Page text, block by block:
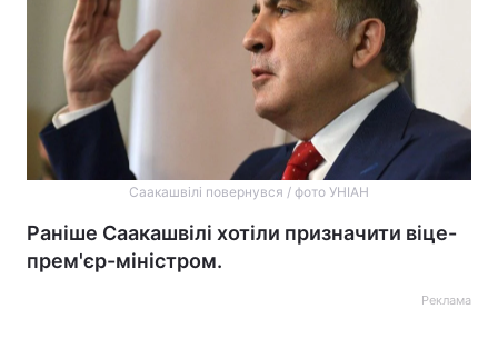
Саакашвілі повернувся / фото УНІАН
Раніше Саакашвілі хотіли призначити віце-
прем'єр-міністром.
Реклама